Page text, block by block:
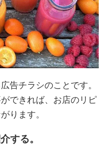
告チラシのことです。
できれば、お店のリピ
ります。
する。